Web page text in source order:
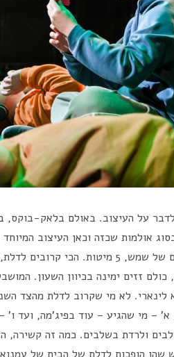
על העיצוב. באולם בלאק-
אולמות שכזה וכאן העיצוב
כמו קרניים של שמש, 5 מיטות.
זזים ימינה בכיוון השעון.
לינארי. לא מי שקרוב לדלת מהצד
א' – מי שהגיע – עוד בפיג'מה, ועד
ולרדת בשלבים. כמה זה קשירה,